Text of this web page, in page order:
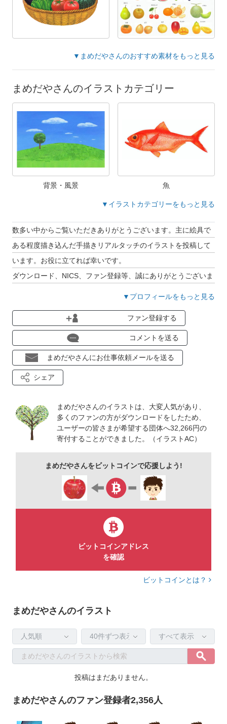
▼まめだやさんのおすすめ素材をもっと見る
まめだやさんのイラストカテゴリー
背景・風景 魚
▼イラストカテゴリーをもっと見る
数多い中からご覧いただきありがとうございます。主に絵具で
ある程度描き込んだ手描きリアルタッチのイラストを投稿して
います。お役に立てれば幸いです。
ダウンロード、NICS、ファン登録等、誠にありがとうございま
▼プロフィールをもっと見る
ファン登録する
コメントを送る
まめだやさんにお仕事依頼メールを送る
シェア
まめだやさんのイラストは、大変人気があり、
多くのファンの方がダウンロードをしたため、
ユーザーの皆さまが希望する団体へ32,266円の
寄付することができました。（イラストAC）
まめだやさんをビットコインで応援しよう!
ビットコインアドレス
を確認
ビットコインとは？
まめだやさんのイラスト
投稿はまだありません。
まめだやさんのファン登録者2,356人